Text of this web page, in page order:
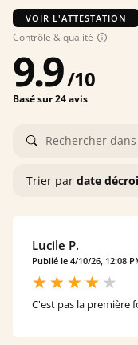
VOIR L'ATTESTATION
Contrôle & qualité
9.9/10
Basé sur 24 avis
Trier par date
Lucile P.
Publié le 4/10/26, 12:08
C'est pas la première